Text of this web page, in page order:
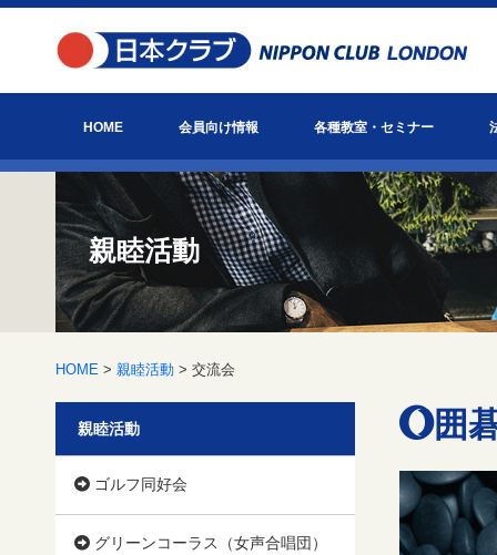
HOME 会員向け情報
お知らせ
日本クラブ主催イベント情報
会報「びっぐべん」
英国ヘルスケア通信
お役立ち情報
日本クラブとは？
アクセス
各種教室・セミナー
ゴルフアカデミー
会員主催教室・セミナー
親睦活動
HOME > 親睦活動 > 交流会
囲
親睦活動
ゴルフ同好会
グリーンコーラス（女声合唱団）